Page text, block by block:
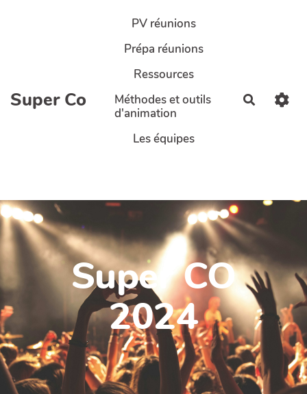
Aller au contenu principal
Super Co
PV réunions
Prépa réunions
Ressources
Méthodes et outils
d'animation
Les équipes
Super CO
2024